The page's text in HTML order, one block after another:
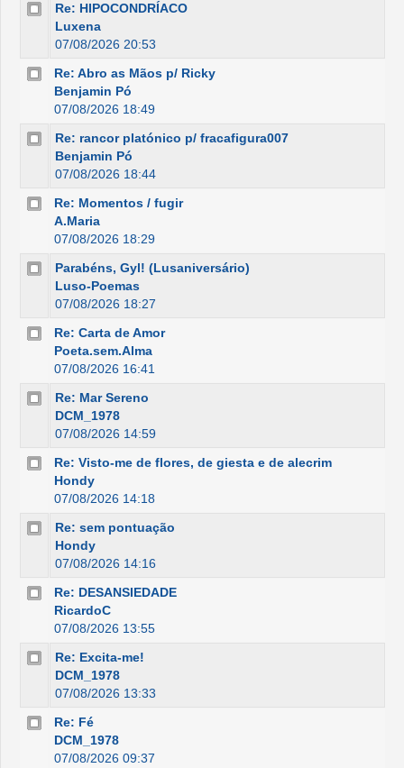
Re: HIPOCONDRÍACO
Luxena
07/08/2026 20:53
Re: Abro as Mãos p/ Ricky
Benjamin Pó
07/08/2026 18:49
Re: rancor platónico p/ fracafigura007
Benjamin Pó
07/08/2026 18:44
Re: Momentos / fugir
A.Maria
07/08/2026 18:29
Parabéns, Gyl! (Lusaniversário)
Luso-Poemas
07/08/2026 18:27
Re: Carta de Amor
Poeta.sem.Alma
07/08/2026 16:41
Re: Mar Sereno
DCM_1978
07/08/2026 14:59
Re: Visto-me de flores, de giesta e de alecrim
Hondy
07/08/2026 14:18
Re: sem pontuação
Hondy
07/08/2026 14:16
Re: DESANSIEDADE
RicardoC
07/08/2026 13:55
Re: Excita-me!
DCM_1978
07/08/2026 13:33
Re: Fé
DCM_1978
07/08/2026 09:37